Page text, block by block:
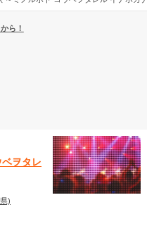
編発表！
ら！
ヲタレ
)